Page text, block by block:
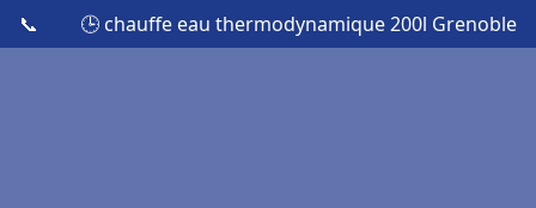
📞 🕒 chauffe eau thermodynamique 200l Grenoble